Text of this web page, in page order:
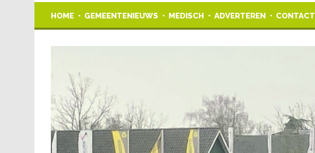
HOME GEMEENTENIEUWS MEDISCH ADVERTEREN CONTACT